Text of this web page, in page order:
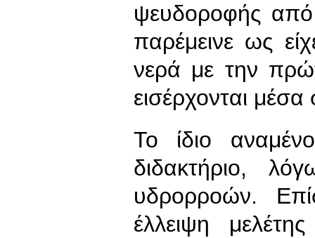
ψευδοροφής
παρέμεινε ως
νερά με την
εισέρχονται μέσα
Το ίδιο
διδακτήριο,
υδρορροών.
έλλειψη